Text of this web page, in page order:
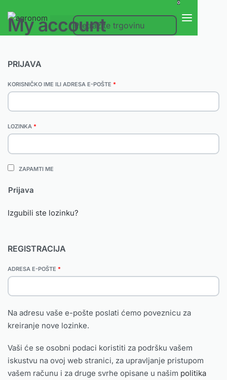
0
My account
PRIJAVA
KORISNIČKO IME ILI ADRESA E-POŠTE *
LOZINKA *
ZAPAMTI ME
Prijava
Izgubili ste lozinku?
REGISTRACIJA
ADRESA E-POŠTE *
Na adresu vaše e-pošte poslati ćemo poveznicu za
kreiranje nove lozinke.
Vaši će se osobni podaci koristiti za podršku vašem
iskustvu na ovoj web stranici, za upravljanje pristupom
vašem računu i za druge svrhe opisane u našim politika